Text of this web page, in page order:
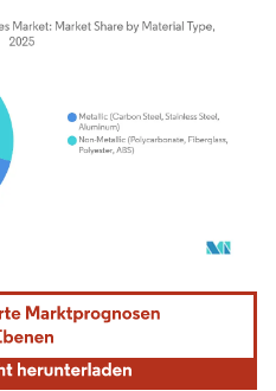
erfordert Namensnennung gemäß